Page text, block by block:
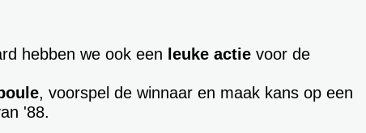
hebben we ook een leuke actie voor de
, voorspel de winnaar en maak kans op een
'88.